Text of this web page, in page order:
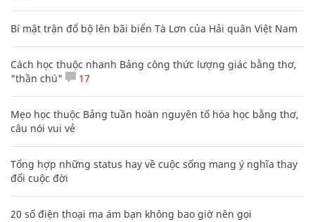
Bí mật trận đổ bộ lên bãi biển Tà Lơn của Hải quân Việt Nam
Cách học thuộc nhanh Bảng công thức lượng giác bằng thơ,
"thần chú"
17
Mẹo học thuộc Bảng tuần hoàn nguyên tố hóa học bằng thơ,
câu nói vui vẻ
Tổng hợp những status hay về cuộc sống mang ý nghĩa thay
đổi cuộc đời
20 số điện thoại ma ám bạn không bao giờ nên gọi